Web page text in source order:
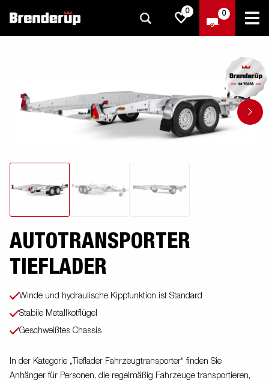
0 0
AUTOTRANSPORTER
TIEFLADER
Winde und hydraulische Kippfunktion ist Standard
Stabile Metallkotflügel
Geschweißtes Chassis
In der Kategorie „Tieflader Fahrzeugtransporter“ finden Sie
Anhänger für Personen, die regelmäßig Fahrzeuge transportieren,